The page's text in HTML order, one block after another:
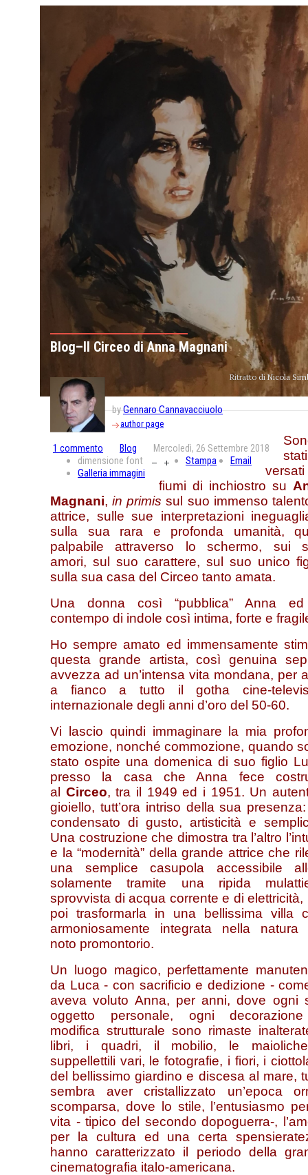
Ritratto di Nicola
Blog–Il Circeo di Anna Magnani
byGennaro Cannavacciuolo
author page
1 commento Blog Mercoledì, 26 Settembre 2018
dimensione font Stampa
Email
Galleria immagini
stati
versati
fiumi di inchiostro su
Magnani,in primis sul suo immenso
attrice, sulle sue interpretazioni
sulla sua rara e profonda umanità,
palpabile attraverso lo schermo, sui
amori, sul suo carattere, sul suo unico
sulla sua casa del Circeo tanto amata.
Una donna così “pubblica” Anna
contempo di indole così intima, forte e
Ho sempre amato ed immensamente
questa grande artista, così genuina
avvezza ad un’intensa vita mondana, per
a fianco a tutto il gotha cine-
internazionale degli anni d’oro del 50-60.
Vi lascio quindi immaginare la mia
emozione, nonché commozione, quando
stato ospite una domenica di suo figlio
presso la casa che Anna fece
al Circeo, tra il 1949 ed i 1951. Un
gioiello, tutt’ora intriso della sua
condensato di gusto, artisticità e
Una costruzione che dimostra tra l’altro
e la “modernità” della grande attrice che
una semplice casupola accessibile
solamente tramite una ripida
sprovvista di acqua corrente e di elettricità,
poi trasformarla in una bellissima villa
armoniosamente integrata nella natura
noto promontorio.
Un luogo magico, perfettamente
da Luca - con sacrificio e dedizione -
aveva voluto Anna, per anni, dove ogni
oggetto personale, ogni
modifica strutturale sono rimaste
libri, i quadri, il mobilio, le
suppellettili vari, le fotografie, i fiori, i
del bellissimo giardino e discesa al mare,
sembra aver cristallizzato un’epoca
scomparsa, dove lo stile, l’entusiasmo
vita - tipico del secondo dopoguerra-,
per la cultura ed una certa
hanno caratterizzato il periodo della
cinematografia italo-americana.